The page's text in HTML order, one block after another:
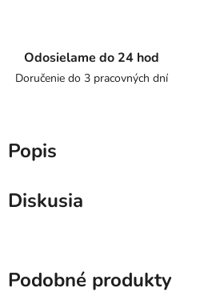
Odosielame do 24 hod
Doručenie do 3 pracovných dní
Popis
Diskusia
Podobné produkty